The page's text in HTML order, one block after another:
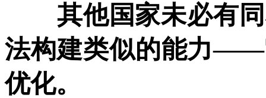
其他国家未必有同
法构建类似的能力——
优化。